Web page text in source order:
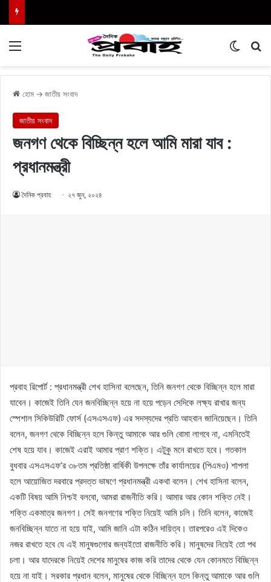
হোম → জাতীয় সংবাদ
জাতীয় সংবাদ
জনগণ থেকে বিচ্ছিন্ন হলে আমি মারা যাব :
প্রধানমন্ত্রী
দৈনিক প্রবাহ ২৭ জুন, ২০২৪
প্রবাহ রিপোর্ট : প্রধানমন্ত্রী শেখ হাসিনা বলেছেন, তিনি জনগণ থেকে বিচ্ছিন্ন হলে মারা
যাবেন। কাজেই তিনি যেন জনবিচ্ছিন্ন হয়ে না হয়ে পড়েন সেদিকে লক্ষ্য রাখার জন্য
স্পেশাল সিকিউরিটি ফোর্স (এসএসএফ) এর সদস্যদের প্রতি আহবান জানিয়েছেন। তিনি
বলেন, জনগণ থেকে বিচ্ছিন্ন হলে কিন্তু আমাকে আর গুলি বোমা লাগবে না, এমনিতেই
শেষ হয়ে যাব। কাজেই এরাই আমার প্রাণ শক্তি। এটুকু মনে রাখতে হবে। গতকাল
বুধবার এসএসএফ’র ৩৮তম প্রতিষ্ঠা বার্ষিকী উপলক্ষে তাঁর কার্যালয়ের (পিএমও) শাপলা
হলে আয়োজিত দরবারে প্রদত্ত ভাষণে প্রধানমন্ত্রী একথা বলেন। শেখ হাসিনা বলেন,
একটি বিষয় আমি নিশ্চই বলবো, আমরা রাজনীতি করি। আমার আর কোন শক্তি নেই।
শক্তি একমাত্র জনগণ। সেই জনগণের শক্তি নিয়েই আমি চলি। তিনি বলেন, কাজেই
জনবিচ্ছিন্ন যাতে না হয়ে যাই, আমি জানি এটা কঠিন দায়িত্ব। তারপরেও এই দিকেও
নজর রাখতে হবে যে এই মানুষগুলোর জন্যইতো রাজনীতি করি। মানুষদের নিয়েই তো পথ
চলা। আর যাদেরকে নিয়েই দেশের মানুষের কাজ করি তাদের থেকে যেন কোনমতে বিচ্ছিন্ন
হয়ে না যাই। সরকার প্রধান বলেন, মানুষের থেকে বিচ্ছিন্ন হলে কিন্তু আমাকে আর গুলি